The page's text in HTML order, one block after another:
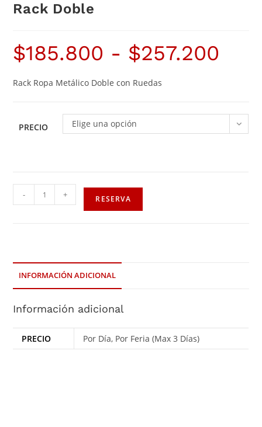
Rack Doble
$185.800 - $257.200
Rack Ropa Metálico Doble con Ruedas
PRECIO Elige una opción
- + RESERVA
INFORMACIÓN ADICIONAL
Información adicional
PRECIO Por Día, Por Feria (Max 3 Días)